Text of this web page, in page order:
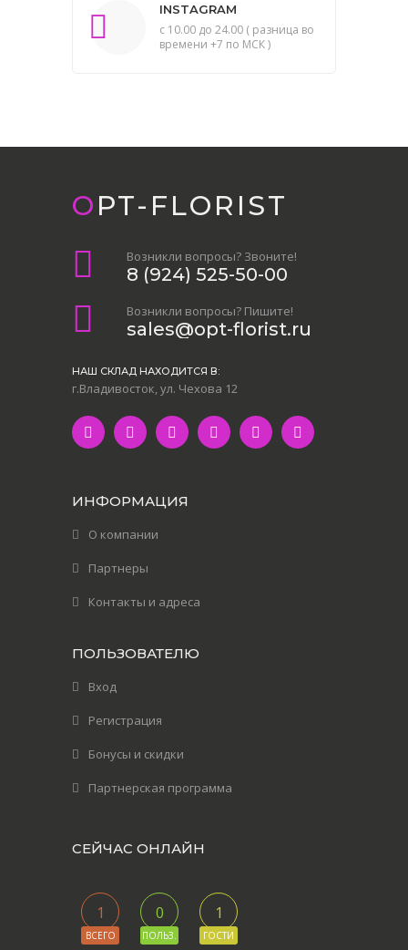
INSTAGRAM
с 10.00 до 24.00 ( разница во
времени +7 по МСК )
OPT-FLORIST
Возникли вопросы? Звоните!
8 (924) 525-50-00
Возникли вопросы? Пишите!
sales@opt-florist.ru
НАШ СКЛАД НАХОДИТСЯ В:
г.Владивосток, ул. Чехова 12
ИНФОРМАЦИЯ
О компании
Партнеры
Контакты и адреса
ПОЛЬЗОВАТЕЛЮ
Вход
Регистрация
Бонусы и скидки
Партнерская программа
СЕЙЧАС ОНЛАЙН
1
ВСЕГО
0
ПОЛЬЗ.
1
ГОСТИ